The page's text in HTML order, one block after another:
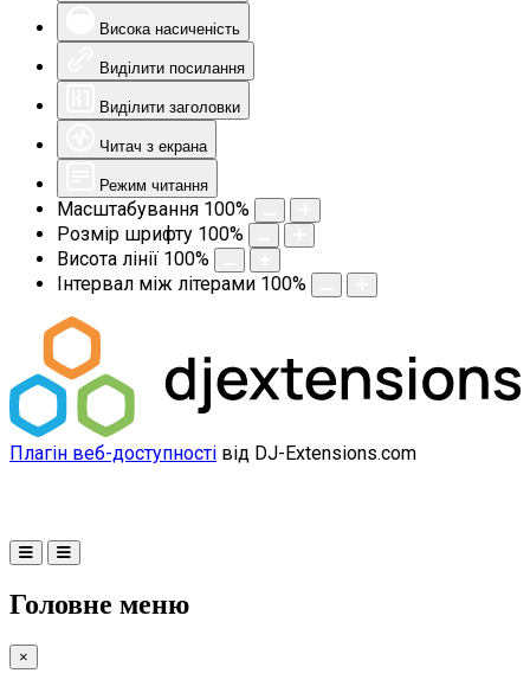
Висока насиченість
Виділити посилання
Виділити заголовки
Читач з екрана
Режим читання
Масштабування 100%
Розмір шрифту 100%
Висота лінії 100%
Інтервал між літерами 100%
Плагін веб-доступності від DJ-Extensions.com
Головне меню
×